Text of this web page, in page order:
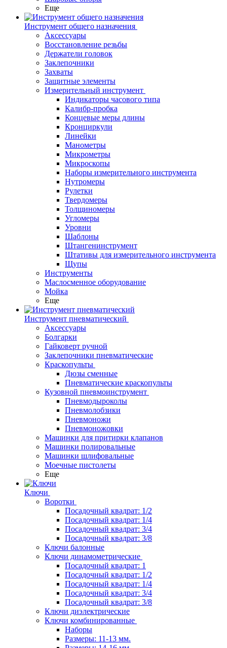
Еще
Инструмент общего назначения
Аксессуары
Восстановление резьбы
Держатели головок
Заклепочники
Захваты
Защитные элементы
Измерительный инструмент
Индикаторы часового типа
Калибр-пробка
Концевые меры длины
Кронциркули
Линейки
Манометры
Микрометры
Микроскопы
Наборы измерительного инструмента
Нутромеры
Рулетки
Твердомеры
Толщиномеры
Угломеры
Уровни
Шаблоны
Штангенинструмент
Штативы для измерительного инструмента
Щупы
Инструменты
Маслосменное оборудование
Мойка
Еще
Инструмент пневматический
Аксессуары
Болгарки
Гайковерт ручной
Заклепочники пневматические
Краскопульты
Дюзы сменные
Пневматические краскопульты
Кузовной пневмоинструмент
Пневмодыроколы
Пневмолобзики
Пневмоножи
Пневмоножовки
Машинки для притирки клапанов
Машинки полировальные
Машинки шлифовальные
Моечные пистолеты
Еще
Ключи
Воротки
Посадочный квадрат: 1/2
Посадочный квадрат: 1/4
Посадочный квадрат: 3/4
Посадочный квадрат: 3/8
Ключи балонные
Ключи динамометрические
Посадочный квадрат: 1
Посадочный квадрат: 1/2
Посадочный квадрат: 1/4
Посадочный квадрат: 3/4
Посадочный квадрат: 3/8
Ключи диэлектрические
Ключи комбинированные
Наборы
Размеры: 11-13 мм.